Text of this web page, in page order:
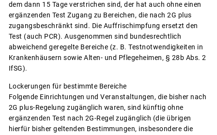
dem dann 15 Tage verstrichen sind, der hat auch ohne einen
ergänzenden Test Zugang zu Bereichen, die nach 2G plus
zugangsbeschränkt sind. Die Auffrischimpfung ersetzt den
Test (auch PCR). Ausgenommen sind bundesrechtlich
abweichend geregelte Bereiche (z. B. Testnotwendigkeiten in
Krankenhäusern sowie Alten- und Pflegeheimen, § 28b Abs. 2
IfSG).
Lockerungen für bestimmte Bereiche
Folgende Einrichtungen und Veranstaltungen, die bisher nach
2G plus-Regelung zugänglich waren, sind künftig ohne
ergänzenden Test nach 2G-Regel zugänglich (die übrigen
hierfür bisher geltenden Bestimmungen, insbesondere die